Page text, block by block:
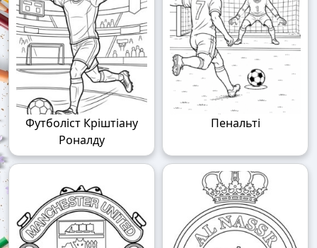
Футболіст Кріштіану
Роналду
Пенальті